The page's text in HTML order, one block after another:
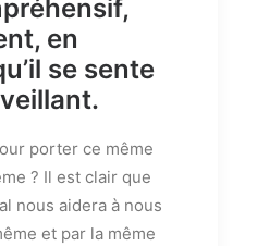
en
se sente
porter ce même
? Il est clair que
nous aidera à nous
et par la même